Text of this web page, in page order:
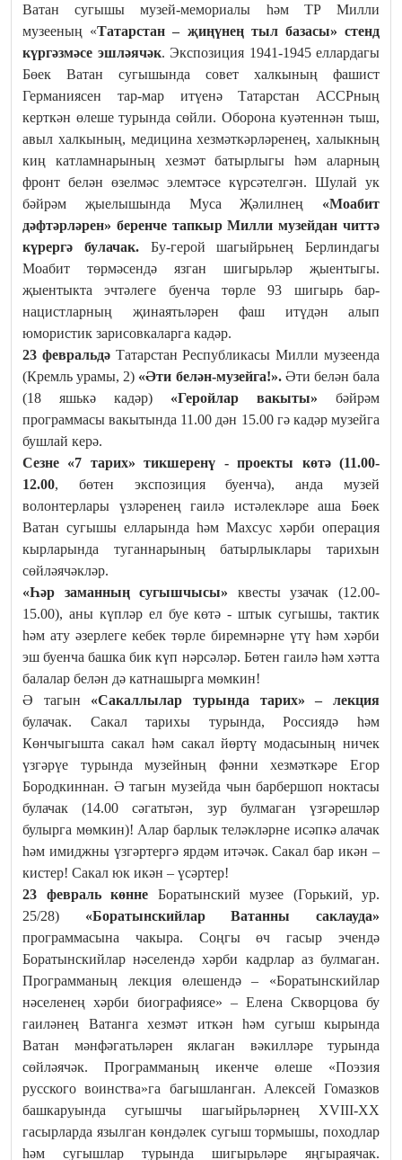
Ватан сугышы музей-мемориалы һәм ТР Милли
музееның «Татарстан – җиңүнең тыл базасы» стенд
күргәзмәсе эшләячәк. Экспозиция 1941-1945 еллардагы
Бөек Ватан сугышында совет халкының фашист
Германиясен тар-мар итүенә Татарстан АССРның
керткән өлеше турында сөйли. Оборона куәтеннән тыш,
авыл халкының, медицина хезмәткәрләренең, халыкның
киң катламнарының хезмәт батырлыгы һәм аларның
фронт белән өзелмәс элемтәсе күрсәтелгән. Шулай ук
бәйрәм җыелышында Муса Җәлилнең «Моабит
дәфтәрләрен» беренче тапкыр Милли музейдан читтә
күрергә булачак.Бу-герой шагыйрьнең Берлиндагы
Моабит төрмәсендә язган шигырьләр җыентыгы.
җыентыкта эчтәлеге буенча төрле 93 шигырь бар-
нацистларның җинаятьләрен фаш итүдән алып
юмористик зарисовкаларга кадәр.
23 февральдәТатарстан Республикасы Милли музеенда
(Кремль урамы, 2) «Әти белән-музейга!».Әти белән бала
(18 яшькә кадәр) «Геройлар вакыты» бәйрәм
программасы вакытында 11.00 дән 15.00 гә кадәр музейга
бушлай керә.
Сезне «7 тарих» тикшеренү - проекты көтә (11.00-
12.00, бөтен экспозиция буенча), анда музей
волонтерлары үзләренең гаилә истәлекләре аша Бөек
Ватан сугышы елларында һәм Махсус хәрби операция
кырларында туганнарының батырлыклары тарихын
сөйләячәкләр.
«Һәр заманның сугышчысы» квесты узачак (12.00-
15.00), аны күпләр ел буе көтә - штык сугышы, тактик
һәм ату әзерлеге кебек төрле биремнәрне үтү һәм хәрби
эш буенча башка бик күп нәрсәләр. Бөтен гаилә һәм хәтта
балалар белән дә катнашырга мөмкин!
Ә тагын «Сакаллылар турында тарих» –
лекция
булачак. Сакал тарихы турында, Россиядә һәм
Көнчыгышта сакал һәм сакал йөртү модасының ничек
үзгәрүе турында музейның фәнни хезмәткәре Егор
Бородкиннан. Ә тагын музейда чын барбершоп ноктасы
булачак (14.00 сәгатьтән, зур булмаган үзгәрешләр
булырга мөмкин)! Алар барлык теләкләрне исәпкә алачак
һәм имиджны үзгәртергә ярдәм итәчәк. Сакал бар икән –
кистер! Сакал юк икән – үсәртер!
23 февраль көнне Боратынский музее (Горький, ур.
25/28) «Боратынскийлар Ватанны саклауда»
программасына чакыра. Соңгы өч гасыр эчендә
Боратынскийлар нәселендә хәрби кадрлар аз булмаган.
Программаның лекция өлешендә – «Боратынскийлар
нәселенең хәрби биографиясе» – Елена Скворцова бу
гаиләнең Ватанга хезмәт иткән һәм сугыш кырында
Ватан мәнфәгатьләрен яклаган вәкилләре турында
сөйләячәк. Программаның икенче өлеше «Поэзия
русского воинства»га багышланган. Алексей Гомазков
башкаруында сугышчы шагыйрьләрнең XVIII-XX
гасырларда язылган көндәлек сугыш тормышы, походлар
һәм сугышлар турында шигырьләре яңгыраячак.